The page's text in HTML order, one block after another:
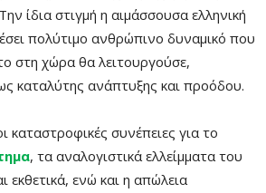
ίδια στιγμή η αιμάσσουσα ελληνική
πολύτιμο ανθρώπινο δυναμικό που
στη χώρα θα λειτουργούσε,
καταλύτης ανάπτυξης και προόδου.
καταστροφικές συνέπειες για το
, τα αναλογιστικά ελλείμματα του
εκθετικά, ενώ και η απώλεια